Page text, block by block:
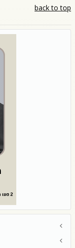
back to top